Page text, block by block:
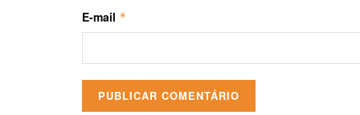
E-mail *